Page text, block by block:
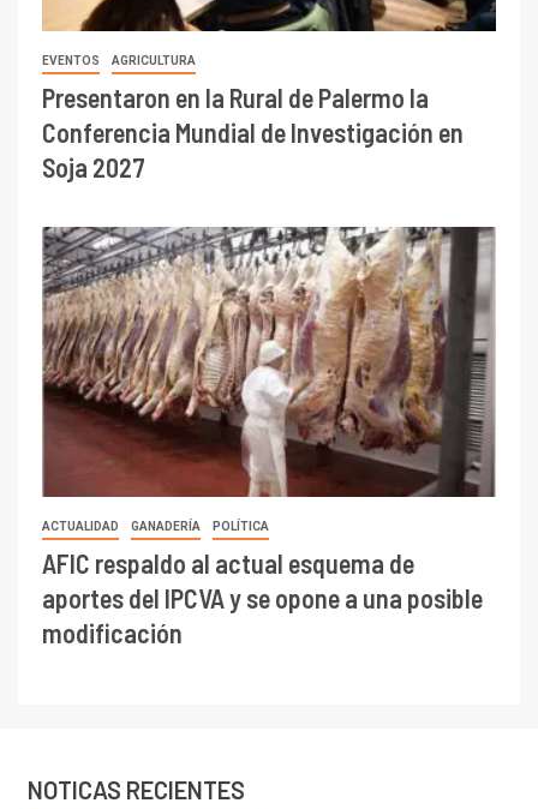
EVENTOS AGRICULTURA
Presentaron en la Rural de Palermo la
Conferencia Mundial de Investigación en
Soja 2027
ACTUALIDAD GANADERÍA POLÍTICA
AFIC respaldo al actual esquema de
aportes del IPCVA y se opone a una posible
modificación
NOTICAS RECIENTES